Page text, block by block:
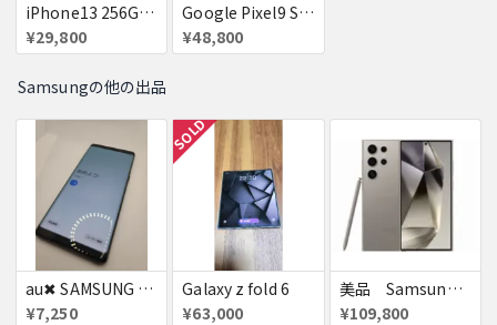
iPhone13 256GB スターライト docomo 赤ロム 送料無料
¥29,800
Google Pixel9 SoftBank Obsidian SIMフリー 送料無料
¥48,800
Samsungの他の出品
au✖ SAMSUNG Galaxy note8 64GB
¥7,250
SOLD
Galaxy z fold 6
¥63,000
美品 Samsung Galaxy S24 ULTRA DOCOMO
¥109,800